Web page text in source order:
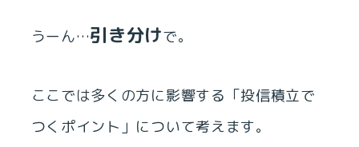
うーん…引き分けで。
ここでは多くの方に影響する「投信積立で
つくポイント」について考えます。